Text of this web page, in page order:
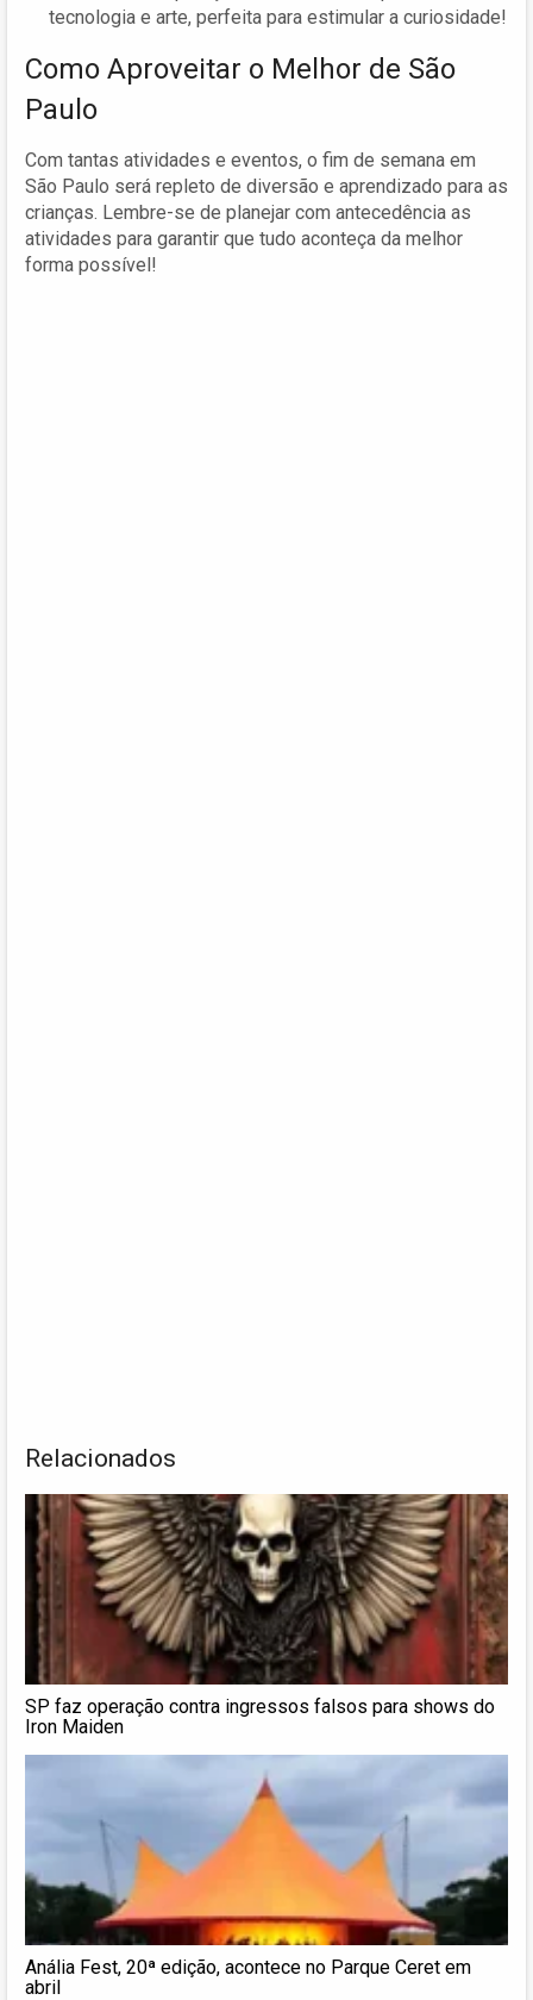
tecnologia e arte, perfeita para estimular a curiosidade!
Como Aproveitar o Melhor de São
Paulo
Com tantas atividades e eventos, o fim de semana em
São Paulo será repleto de diversão e aprendizado para as
crianças. Lembre-se de planejar com antecedência as
atividades para garantir que tudo aconteça da melhor
forma possível!
Relacionados
SP faz operação contra ingressos falsos para shows do
Iron Maiden
Anália Fest, 20ª edição, acontece no Parque Ceret em
abril